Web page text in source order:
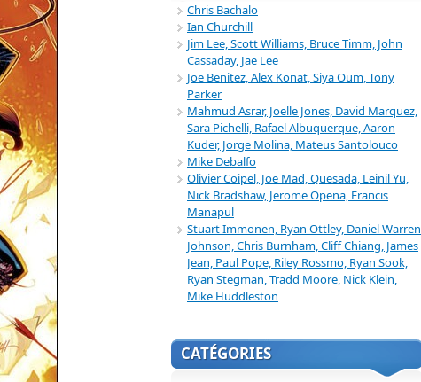
Chris Bachalo
Ian Churchill
Jim Lee, Scott Williams, Bruce Timm, John
Cassaday, Jae Lee
Joe Benitez, Alex Konat, Siya Oum, Tony
Parker
Mahmud Asrar, Joelle Jones, David Marquez,
Sara Pichelli, Rafael Albuquerque, Aaron
Kuder, Jorge Molina, Mateus Santolouco
Mike Debalfo
Olivier Coipel, Joe Mad, Quesada, Leinil Yu,
Nick Bradshaw, Jerome Opena, Francis
Manapul
Stuart Immonen, Ryan Ottley, Daniel Warren
Johnson, Chris Burnham, Cliff Chiang, James
Jean, Paul Pope, Riley Rossmo, Ryan Sook,
Ryan Stegman, Tradd Moore, Nick Klein,
Mike Huddleston
CATÉGORIES